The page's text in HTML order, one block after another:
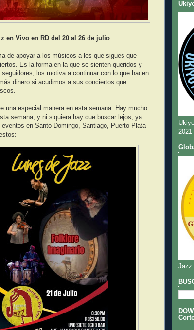
en Vivo en RD del 20 al 26 de julio
de apoyar a los músicos a los que sigues que
Es la forma en la que se sienten queridos y
los motiva a continuar con lo que hacen
dinero si acudimos a sus conciertos que
una especial manera en esta semana. Hay mucho
semana, y ni siquiera hay que buscar lejos, ya
eventos en Santo Domingo, Santiago, Puerto Plata
2021
Jazz